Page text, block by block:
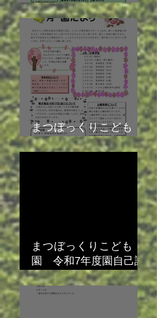
園 園だより5月号
まつぼっくりこども
園 園だより4月号
まつぼっくりこども
園 令和7年度園自己評
価（次年度対策）